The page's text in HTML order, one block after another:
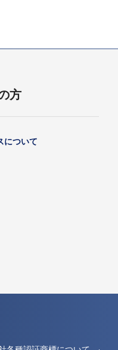
方
について